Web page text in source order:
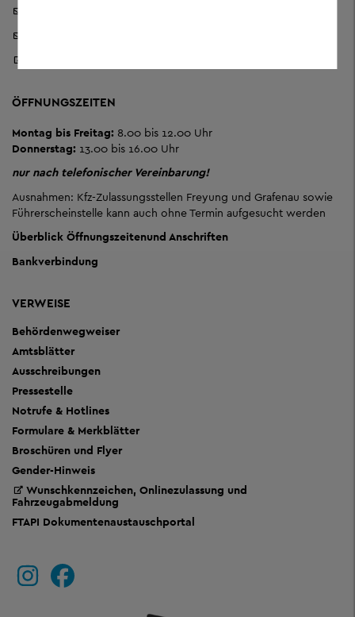
ÖFFNUNGSZEITEN
Montag bis Freitag: 8.00 bis 12.00 Uhr
Donnerstag: 13.00 bis 16.00 Uhr
nur nach telefonischer Vereinbarung!
Ausnahmen: Kfz-Zulassungsstellen Freyung und Grafenau sowie
Führerscheinstelle kann auch ohne Termin aufgesucht werden
Überblick Öffnungszeitenund Anschriften
Bankverbindung
VERWEISE
Behördenwegweiser
Amtsblätter
Ausschreibungen
Pressestelle
Notrufe & Hotlines
Formulare & Merkblätter
Broschüren und Flyer
Gender-Hinweis
Wunschkennzeichen, Onlinezulassung und
Fahrzeugabmeldung
FTAPI Dokumentenaustauschportal